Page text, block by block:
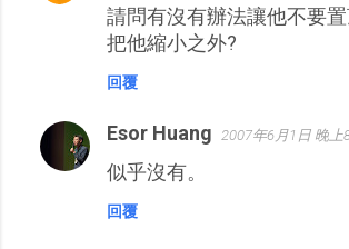
請問有沒有辦法讓他不要
把他縮小之外?
回覆
Esor Huang 2007年6月1日 晚上
似乎沒有。
回覆